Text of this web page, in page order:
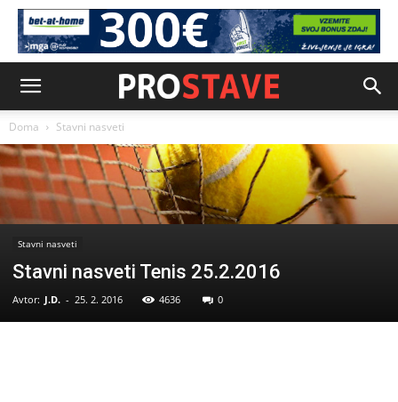
Doma Stavni nasveti
Stavni nasveti
Stavni nasveti Tenis 25.2.2016
Avtor: J.D. - 25. 2. 2016 4636 0